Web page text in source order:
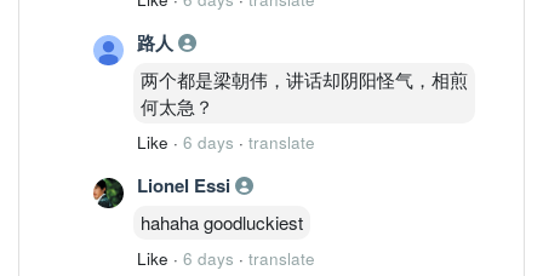
路人
两个都是梁朝伟，讲话却阴阳怪气，相煎
何太急？
Like · 6 days · translate
Lionel Essi
hahaha goodluckiest
Like · 6 days · translate